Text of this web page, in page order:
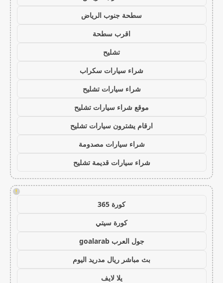
سطحة جنوب الرياض
اقرب سطحة
تشليح
شراء سيارات سكراب
شراء سيارات تشليح
موقع شراء سيارات تشليح
ارقام يشترون سيارات تشليح
شراء سيارات مصدومة
شراء سيارات قديمة تشليح
!
كورة 365
كورة سيتي
جول العرب goalarab
بث مباشر ريال مدريد اليوم
يلا لايف